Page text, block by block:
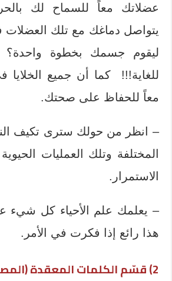
عضلاتك معاً للسماح لك
يتواصل دماغك مع تلك العضلات
ليقوم جسمك بخطوة واحدة؟
للغاية!!! كما أن جميع
معاً للحفاظ على صحتك.
– انظر من حولك سترى تكيف
المختلفة وتلك العمليات
الاستمرار.
– يعلمك علم الأحياء كل شيء
هذا رائع إذا فكرت في الأمر.
2) قسّم الكلمات المعقدة